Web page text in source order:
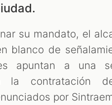
su mandato, el
blanco de
apuntan a una
la contratación
por